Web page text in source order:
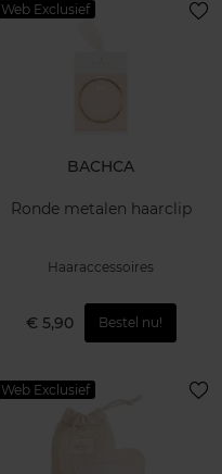
Web Exclusief
BACHCA
Ronde metalen haarclip
Haaraccessoires
€ 5,90 Bestel nu!
Web Exclusief